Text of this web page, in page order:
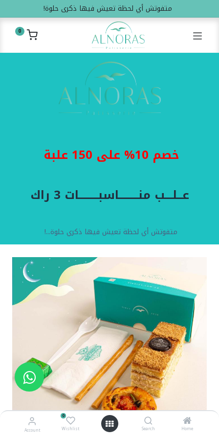
Home
Search
0
Wishlist
Account
متفوتش أي لحظة تعيش فيها ذكرى حلوة!
0
خصم 10% على 150 علبة
عــلـــب منــــــــاسبــــــــات 3 راك
متفوتش أي لحظة تعيش فيها ذكري حلوة...!